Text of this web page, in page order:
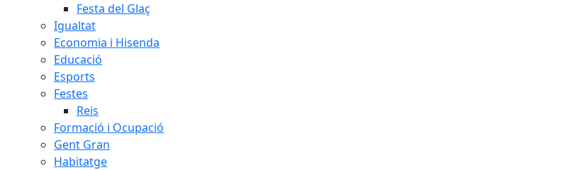
Festa del Glaç
Igualtat
Economia i Hisenda
Educació
Esports
Festes
Reis
Formació i Ocupació
Gent Gran
Habitatge